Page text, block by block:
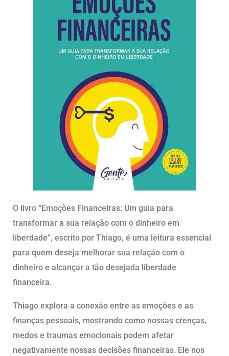
O livro “Emoções Financeiras: Um guia para
transformar a sua relação com o dinheiro em
liberdade”, escrito por Thiago, é uma leitura essencial
para quem deseja melhorar sua relação com o
dinheiro e alcançar a tão desejada liberdade
financeira.
Thiago explora a conexão entre as emoções e as
finanças pessoais, mostrando como nossas crenças,
medos e traumas emocionais podem afetar
negativamente nossas decisões financeiras. Ele nos